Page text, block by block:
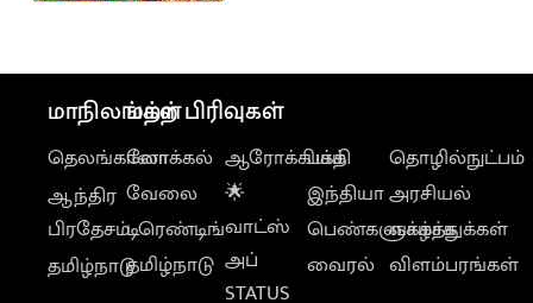
மாநிலங்கள்
தெலங்கானா
ஆந்திர
பிரதேசம்
தமிழ்நாடு
மற்ற பிரிவுகள்
லோக்கல்
வேலை
டிரெண்டிங்
தமிழ்நாடு
ஆரோக்கியம்
🌟
வாட்ஸ்
அப்
STATUS
பக்தி
இந்தியா
பெண்களுக்காக
வைரல்
தொழில்நுட்பம்
அரசியல்
வாழ்த்துக்கள்
விளம்பரங்கள்